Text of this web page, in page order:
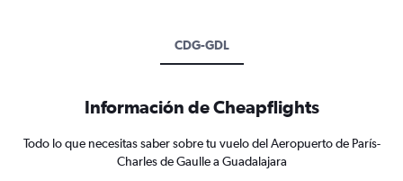
CDG-GDL
Información de Cheapflights
Todo lo que necesitas saber sobre tu vuelo del Aeropuerto de París-
Charles de Gaulle a Guadalajara